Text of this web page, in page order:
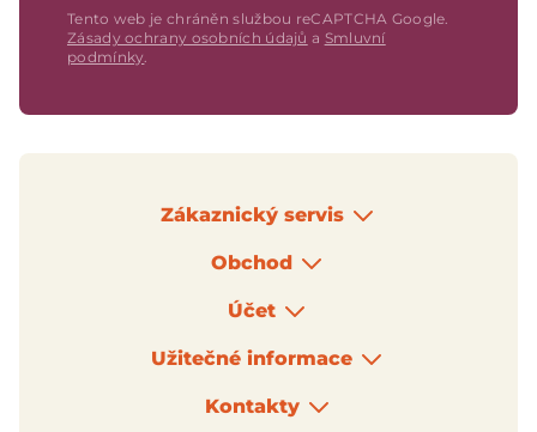
Tento web je chráněn službou reCAPTCHA Google.
Zásady ochrany osobních údajů a Smluvní
podmínky.
Zákaznický servis
Obchod
Účet
Užitečné informace
Kontakty